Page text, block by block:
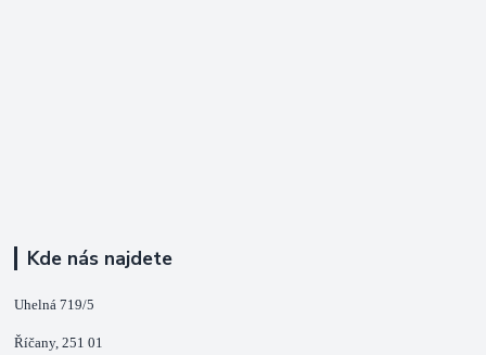
Kde nás najdete
Uhelná 719/5
Říčany, 251 01